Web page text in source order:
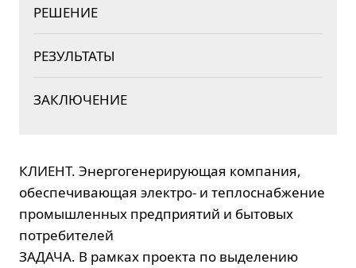
РЕШЕНИЕ
РЕЗУЛЬТАТЫ
ЗАКЛЮЧЕНИЕ
КЛИЕНТ. Энергогенерирующая компания,
обеспечивающая электро- и теплоснабжение
промышленных предприятий и бытовых
потребителей
ЗАДАЧА. В рамках проекта по выделению